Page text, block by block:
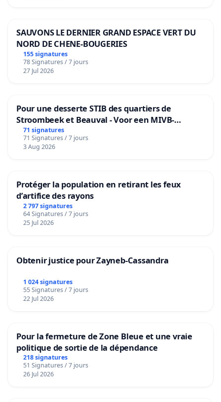
SAUVONS LE DERNIER GRAND ESPACE VERT DU
NORD DE CHENE-BOUGERIES
155 signatures
78 Signatures / 7 jours
27 Jul 2026
Pour une desserte STIB des quartiers de
Stroombeek et Beauval - Voor een MIVB-
bediening van de wijken Strombeek en Het
Voor
71 signatures
71 Signatures / 7 jours
3 Aug 2026
Protéger la population en retirant les feux
d’artifice des rayons
2 797 signatures
64 Signatures / 7 jours
25 Jul 2026
Obtenir justice pour Zayneb-Cassandra
1 024 signatures
55 Signatures / 7 jours
22 Jul 2026
Pour la fermeture de Zone Bleue et une vraie
politique de sortie de la dépendance
218 signatures
51 Signatures / 7 jours
26 Jul 2026